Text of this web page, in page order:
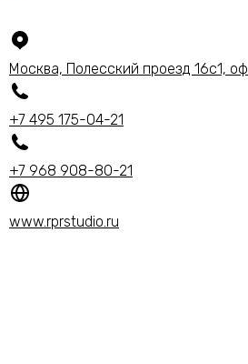
Москва, Полесский проезд 16с1,
+7 495 175-04-21
+7 968 908-80-21
www.rprstudio.ru